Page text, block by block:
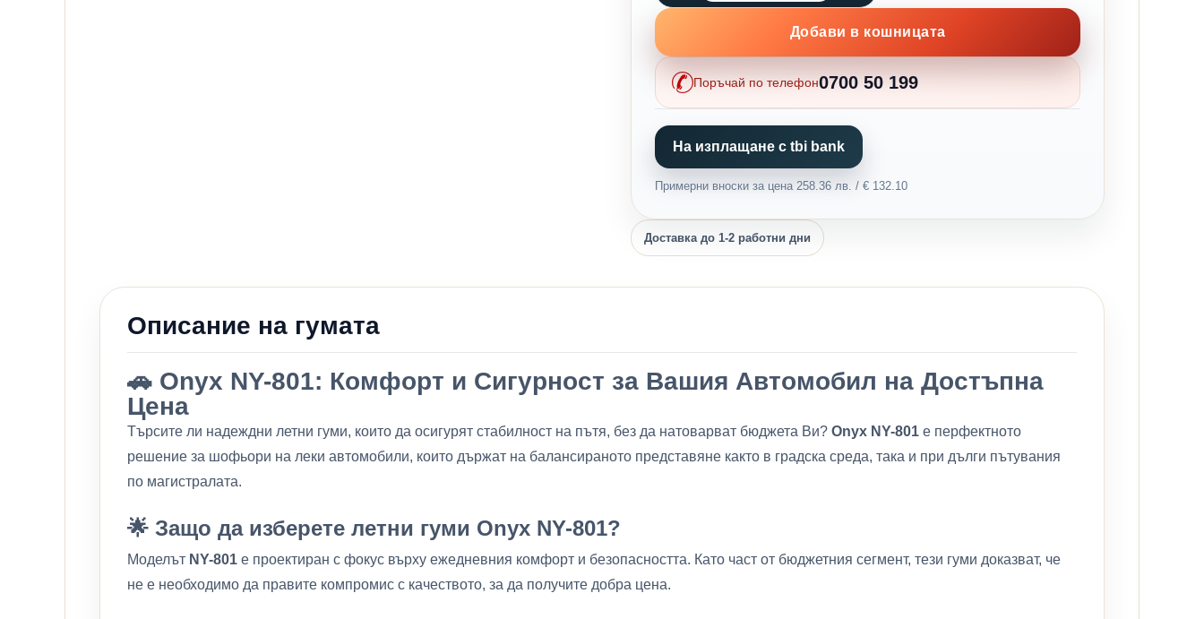
Добави в кошницата
Поръчай по телефон0700 50 199
На изплащане с tbi bank
Примерни вноски за цена 258.36 лв. / € 132.10
Доставка до 1-2 работни дни
Описание на гумата
🚗 Onyx NY-801: Комфорт и Сигурност за Вашия Автомобил на Достъпна
Цена
Търсите ли надеждни летни гуми, които да осигурят стабилност на пътя, без да натоварват бюджета Ви? Onyx NY-801 е перфектното
решение за шофьори на леки автомобили, които държат на балансираното представяне както в градска среда, така и при дълги пътувания
по магистралата.
🌟 Защо да изберете летни гуми Onyx NY-801?
Моделът NY-801 е проектиран с фокус върху ежедневния комфорт и безопасността. Като част от бюджетния сегмент, тези гуми доказват, че
не е необходимо да правите компромис с качеството, за да получите добра цена.